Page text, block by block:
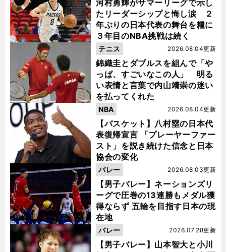
河村勇輝がサマーリーグで示し
たリーダーシップと悔し涙 ２
年ぶりの日本代表の舞台を糧に
３年目のNBA挑戦は続く
錦織圭とダブルスを組んで「や
っぱ、すごいなこの人」 明る
い表情と言葉で内山靖崇の迷い
を払ってくれた
2026.08.04更新
テニス
【バスケット】八村塁の日本代
表復帰宣言 「プレーヤーファー
スト」を説き続けた信念と日本
協会の変化
2026.08.04更新
NBA
【男子バレー】ネーションズリ
ーグで圧巻の13連勝もメダル獲
得ならず 五輪を目指す日本の現
在地
2026.08.03更新
バレー
【男子バレー】山本智大と小川
2026.07.28更新
バレー